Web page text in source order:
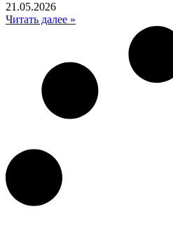
21.05.2026
Читать далее »